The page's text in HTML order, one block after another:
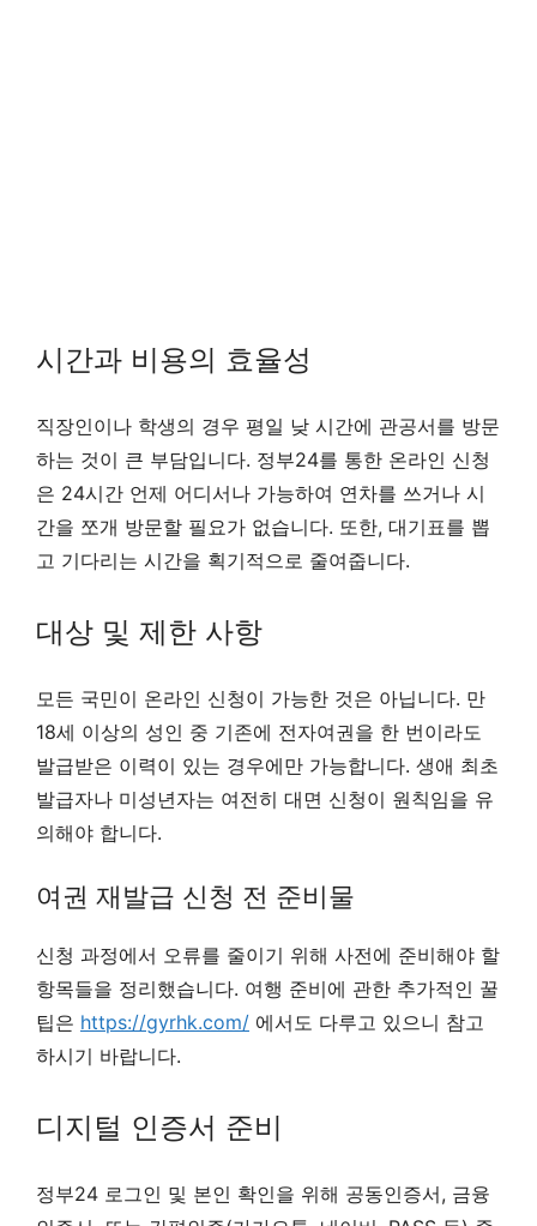
시간과 비용의 효율성
직장인이나 학생의 경우 평일 낮 시간에 관공서를 방문
하는 것이 큰 부담입니다. 정부24를 통한 온라인 신청
은 24시간 언제 어디서나 가능하여 연차를 쓰거나 시
간을 쪼개 방문할 필요가 없습니다. 또한, 대기표를 뽑
고 기다리는 시간을 획기적으로 줄여줍니다.
대상 및 제한 사항
모든 국민이 온라인 신청이 가능한 것은 아닙니다. 만
18세 이상의 성인 중 기존에 전자여권을 한 번이라도
발급받은 이력이 있는 경우에만 가능합니다. 생애 최초
발급자나 미성년자는 여전히 대면 신청이 원칙임을 유
의해야 합니다.
여권 재발급 신청 전 준비물
신청 과정에서 오류를 줄이기 위해 사전에 준비해야 할
항목들을 정리했습니다. 여행 준비에 관한 추가적인 꿀
팁은 https://gyrhk.com/ 에서도 다루고 있으니 참고
하시기 바랍니다.
디지털 인증서 준비
정부24 로그인 및 본인 확인을 위해 공동인증서, 금융